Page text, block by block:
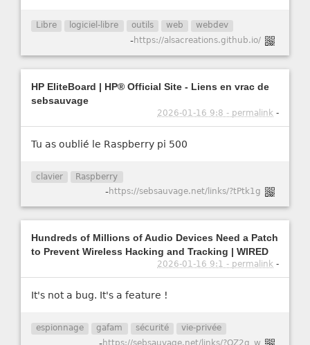
Libre logiciel-libre outils web webdev
-https://alsacreations.github.io/
HP EliteBoard | HP® Official Site - Liens en vrac de
sebsauvage
2026-01-16 9:8 - permalink -
Tu as oublié le Raspberry pi 500
clavier Raspberry
-https://sebsauvage.net/links/?tPtk1g
Hundreds of Millions of Audio Devices Need a Patch
to Prevent Wireless Hacking and Tracking | WIRED
2026-01-16 9:1 - permalink -
It's not a bug. It's a feature !
espionnage gafam sécurité vie-privée
https://sebsauvage.net/links/?OZ2g_w